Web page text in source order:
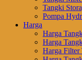
Tangki
Pompa
Harga
Harga
Harga
Harga Filter